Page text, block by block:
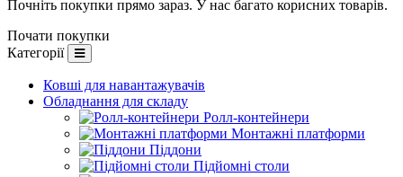
Почніть покупки прямо зараз. У нас багато корисних товарів.
Почати покупки
Категорії
Ковші для навантажувачів
Обладнання для складу
Ролл-контейнери
Монтажні платформи
Піддони
Підйомні столи